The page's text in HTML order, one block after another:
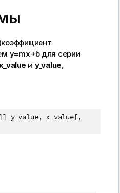
(коэффициент
y=mx+b для серии
и y_value,
y_value, x_value[,